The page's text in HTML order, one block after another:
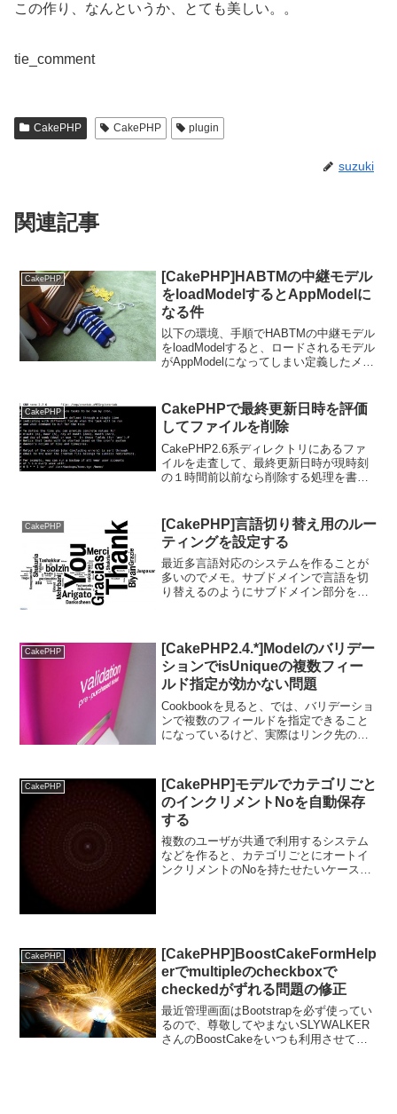
この作り、なんというか、とても美しい。。
tie_comment
CakePHP CakePHP plugin
suzuki
関連記事
CakePHP
[CakePHP]HABTMの中継モデル
をloadModelするとAppModelに
なる件
以下の環境、手順でHABTMの中継モデル
をloadModelすると、ロードされるモデル
がAppModelになってしまい定義したメソ
CakePHPのモデル No...
CakePHP
CakePHPで最終更新日時を評価
してファイルを削除
CakePHP2.6系ディレクトリにあるファ
イルを走査して、最終更新日時が現時刻
の１時間前以前なら削除する処理を書き
CakePHP
[CakePHP]言語切り替え用のルー
ティングを設定する
最近多言語対応のシステムを作ることが
多いのでメモ。サブドメインで言語を切
り替えるのようにサブドメイン部分を言
サ...
CakePHP
[CakePHP2.4.*]Modelのバリデー
ションでisUniqueの複数フィー
ルド指定が効かない問題
Cookbookを見ると、では、バリデーショ
ンで複数のフィールドを指定できること
になっているけど、実際はリンク先の例
ないみたい。Fix Mod...
CakePHP
[CakePHP]モデルでカテゴリごと
のインクリメントNoを自動保存
する
複数のユーザが共通で利用するシステム
などを作ると、カテゴリごとにオートイ
ンクリメントのNoを持たせたいケースが
CakePHP
[CakePHP]BoostCakeFormHelp
erでmultipleのcheckboxで
checkedがずれる問題の修正
最近管理画面はBootstrapを必ず使ってい
るので、尊敬してやまないSLYWALKER
さんのBoostCakeをいつも利用させて頂